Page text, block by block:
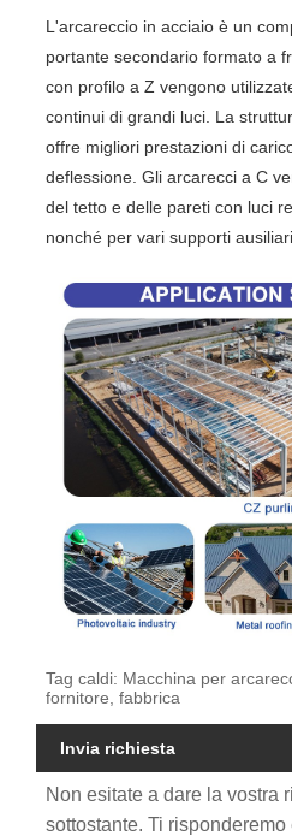
L'arcareccio in acciaio è un
portante secondario formato a
con profilo a Z vengono
continui di grandi luci. La
offre migliori prestazioni di
deflessione. Gli arcarecci a C
del tetto e delle pareti con luci
nonché per vari supporti
Tag caldi: Macchina per
fornitore, fabbrica
Invia richiesta
Non esitate a dare la vostra
sottostante. Ti risponderemo